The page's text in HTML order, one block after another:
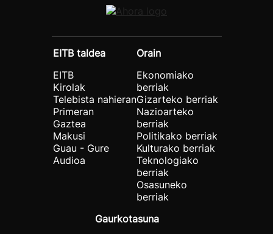
EITB taldea
EITB
Kirolak
Telebista nahieran
Primeran
Gaztea
Makusi
Guau - Gure
Audioa
Orain
Ekonomiako
berriak
Gizarteko berriak
Nazioarteko
berriak
Politikako berriak
Kulturako berriak
Teknologiako
berriak
Osasuneko
berriak
Gaurkotasuna